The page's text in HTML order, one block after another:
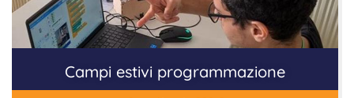
Campi estivi programmazione